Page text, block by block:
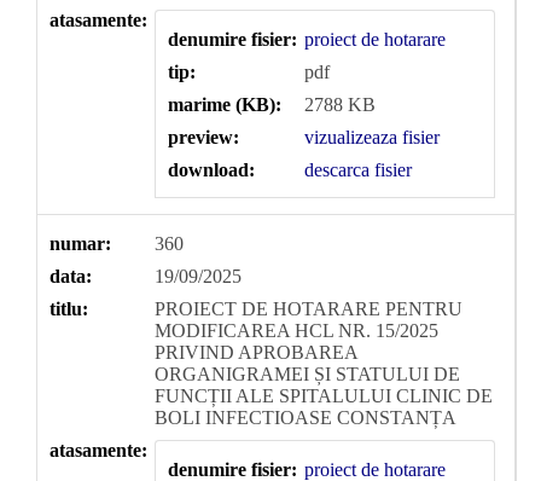
atasamente:
denumire fisier: proiect de hotarare
tip:
pdf
marime (KB):
2788 KB
preview:
vizualizeaza fisier
download:
descarca fisier
numar:
360
data:
19/09/2025
titlu:
PROIECT DE HOTARARE PENTRU
MODIFICAREA HCL NR. 15/2025
PRIVIND APROBAREA
ORGANIGRAMEI ȘI STATULUI DE
FUNCȚII ALE SPITALULUI CLINIC DE
BOLI INFECTIOASE CONSTANȚA
atasamente:
denumire fisier: proiect de hotarare